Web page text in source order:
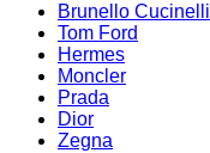
Brunello Cucinelli
Tom Ford
Hermes
Moncler
Prada
Dior
Zegna